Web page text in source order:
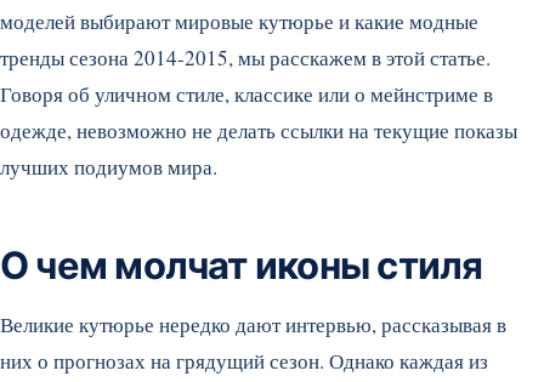
моделей выбирают мировые кутюрье и какие модные
тренды сезона 2014-2015, мы расскажем в этой статье.
Говоря об уличном стиле, классике или о мейнстриме в
одежде, невозможно не делать ссылки на текущие показы
лучших подиумов мира.
О чем молчат иконы стиля
Великие кутюрье нередко дают интервью, рассказывая в
них о прогнозах на грядущий сезон. Однако каждая из